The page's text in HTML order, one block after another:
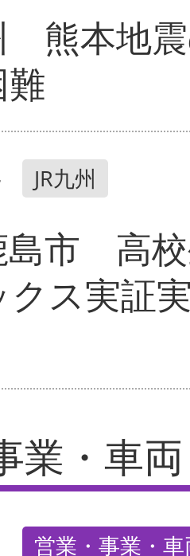
熊本地
JR九州
島市 高
クス実証
業・車両
営業・事業・